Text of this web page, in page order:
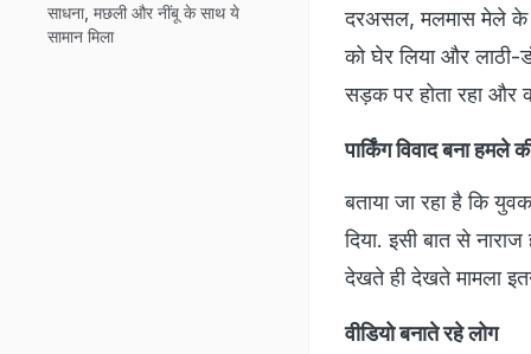
दरअसल, मलमास मेले के
को घेर लिया और
सड़क पर होता रहा और
पार्किंग विवाद बना हमले
बताया जा रहा है कि
दिया. इसी बात से
देखते ही देखते मामला
वीडियो बनाते रहे लोग
साधना, मछली और नींबू के साथ ये
सामान मिला